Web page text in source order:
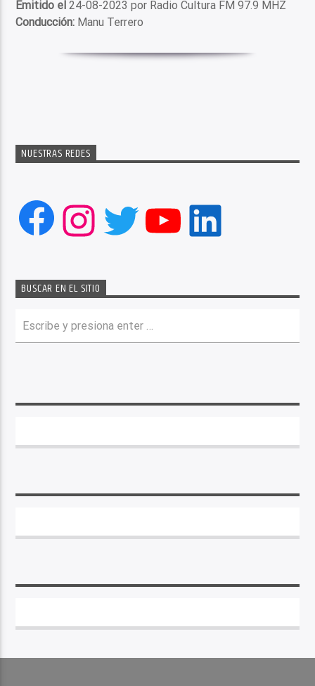
Emitido el 24-08-2023 por Radio Cultura FM 97.9 MHZ
Conducción: Manu Terrero
NUESTRAS REDES
Facebook
Instagram
Twitter
YouTube
LinkedIn
BUSCAR EN EL SITIO